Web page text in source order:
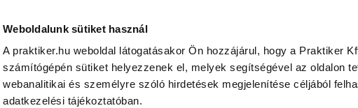
Weboldalunk sütiket használ
A praktiker.hu weboldal látogatásakor Ön hozzájárul, hogy a Praktiker
számítógépén sütiket helyezzenek el, melyek segítségével az oldalon
webanalitikai és személyre szóló hirdetések megjelenítése céljából
adatkezelési tájékoztatóban.